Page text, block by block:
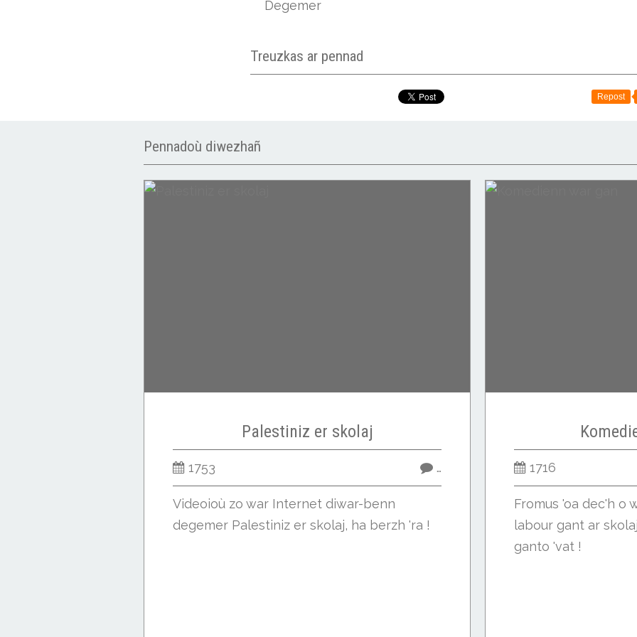
Degemer
Treuzkas ar pennad
Repost
Pennadoù diwezhañ
Palestiniz er skolaj
1753 …
Videoioù zo war Internet diwar-benn
degemer Palestiniz er skolaj, ha berzh 'ra !
1716
Fromus 'oa dec'h o
labour gant ar
ganto 'vat !